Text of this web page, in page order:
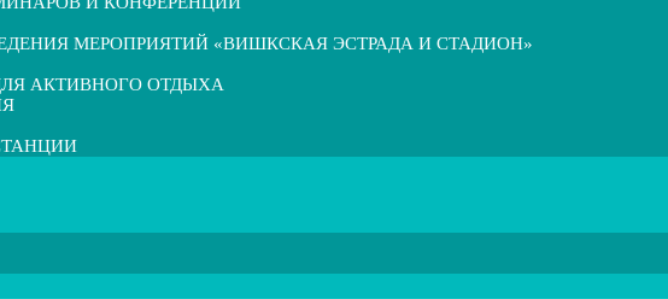
МЕРОПРИЯТИЙ «ВИШКСКАЯ ЭСТРАДА И СТАДИОН»
АКТИВНОГО ОТДЫХА